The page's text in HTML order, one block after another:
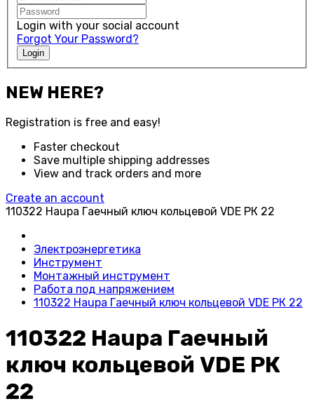
Login with your social account
Forgot Your Password?
Login
NEW HERE?
Registration is free and easy!
Faster checkout
Save multiple shipping addresses
View and track orders and more
Create an account
110322 Haupa Гаечный ключ кольцевой VDE РК 22
Электроэнергетика
Инструмент
Монтажный инструмент
Работа под напряжением
110322 Haupa Гаечный ключ кольцевой VDE РК 22
110322 Haupa Гаечный
ключ кольцевой VDE РК
22